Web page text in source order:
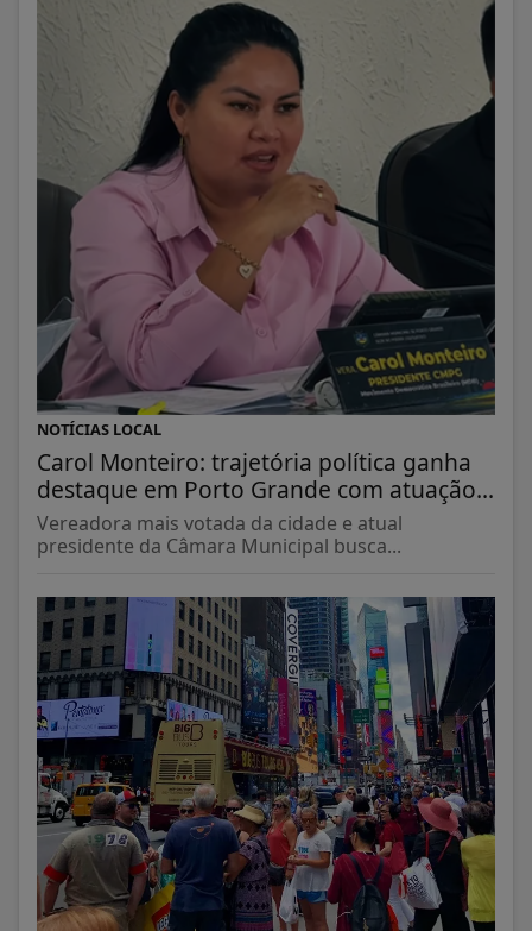
NOTÍCIAS LOCAL
Carol Monteiro: trajetória política ganha
destaque em Porto Grande com atuação...
Vereadora mais votada da cidade e atual
presidente da Câmara Municipal busca...